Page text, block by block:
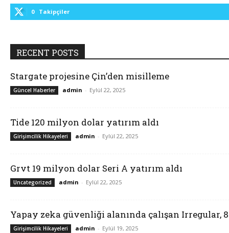
0 Takipçiler
RECENT POSTS
Stargate projesine Çin’den misilleme
Güncel Haberler admin - Eylül 22, 2025
Tide 120 milyon dolar yatırım aldı
Girişimcilik Hikayeleri admin - Eylül 22, 2025
Grvt 19 milyon dolar Seri A yatırım aldı
Uncategorized admin - Eylül 22, 2025
Yapay zeka güvenliği alanında çalışan Irregular,
Girişimcilik Hikayeleri admin - Eylül 19, 2025